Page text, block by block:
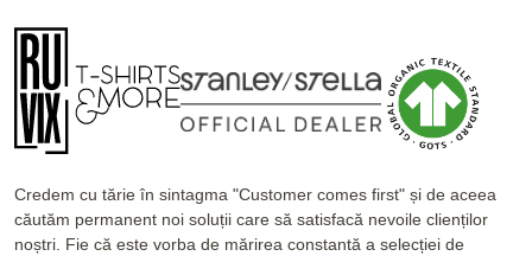
Credem cu tărie în sintagma "Customer comes first" și de aceea
căutăm permanent noi soluții care să satisfacă nevoile clienților
noștri. Fie că este vorba de mărirea constantă a selecției de